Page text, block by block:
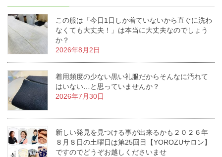
この服は「今日1日しか着ていないから直ぐに洗わ
なくても大丈夫！」は本当に大丈夫なのでしょう
か？
2026年8月2日
着用頻度の少ない黒い礼服だからそんなに汚れて
はいない…と思っていませんか？
2026年7月30日
新しい発見を見つける事が出来るかも２０２６年
８月８日の土曜日は第25回目【YOROZUサロン】
ですのでどうぞお越しくださいませ